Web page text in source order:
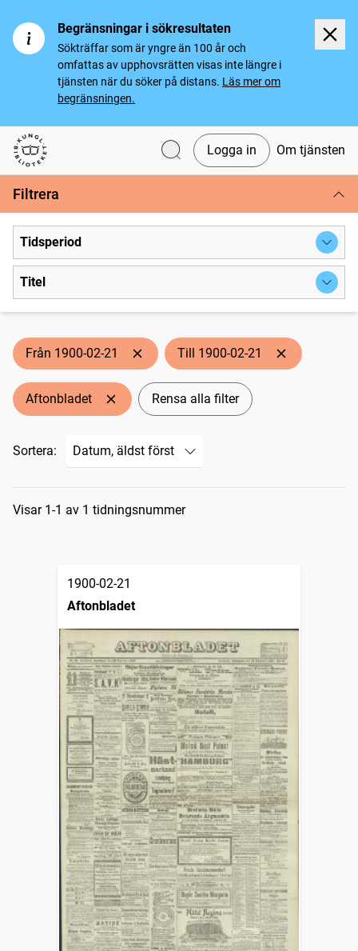
Begränsningar i sökresultaten
Sökträffar som är yngre än 100 år och
omfattas av upphovsrätten visas inte längre i
tjänsten när du söker på distans. Läs mer om
begränsningen.
Svenska tidningar
Logga in Om tjänsten
Filtrera
Tidsperiod
Titel
Från 1900-02-21 Till 1900-02-21
Aftonbladet Rensa alla filter
Sortera:
Sökresultat
Visar 1-1 av 1 tidningsnummer
1900-02-21
Aftonbladet